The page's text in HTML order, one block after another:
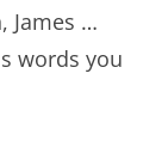
James …
words you